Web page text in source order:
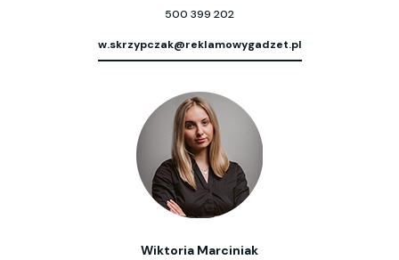
500 399 202
w.skrzypczak@reklamowygadzet.pl
Wiktoria Marciniak